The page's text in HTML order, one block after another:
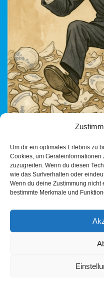
Um dir ein optimales Erlebnis zu
Cookies, um
zuzugreifen. Wenn du diesen
wie das Surfverhalten oder
Wenn du deine Zustimmung nicht
bestimmte Merkmale und
außenpolitisch gerade
schwächen könnte.
weiter absacken,…